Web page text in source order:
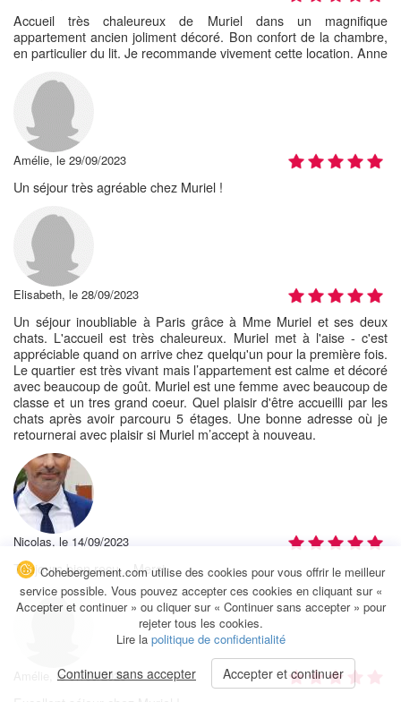
Accueil très chaleureux de Muriel dans un magnifique
appartement ancien joliment décoré. Bon confort de la chambre,
en particulier du lit. Je recommande vivement cette location. Anne
Amélie, le 29/09/2023
Un séjour très agréable chez Muriel !
Elisabeth, le 28/09/2023
Un séjour inoubliable à Paris grâce à Mme Muriel et ses deux
chats. L'accueil est très chaleureux. Muriel met à l'aise - c'est
appréciable quand on arrive chez quelqu'un pour la première fois.
Le quartier est très vivant mais l’appartement est calme et décoré
avec beaucoup de goût. Muriel est une femme avec beaucoup de
classe et un tres grand coeur. Quel plaisir d'être accueilli par les
chats après avoir parcouru 5 étages. Une bonne adresse où je
retournerai avec plaisir si Muriel m’accept à nouveau.
Nicolas, le 14/09/2023
Toujours bien reçu... Merci
Amélie, le 07/09/2023
Cohebergement.com utilise des cookies pour vous offrir le meilleur
service possible. Vous pouvez accepter ces cookies en cliquant sur «
Accepter et continuer » ou cliquer sur « Continuer sans accepter » pour
rejeter tous les cookies.
Lire la politique de confidentialité
Continuer sans accepter Accepter et continuer